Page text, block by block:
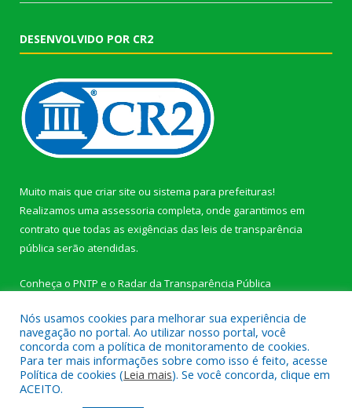
DESENVOLVIDO POR CR2
Muito mais que criar site ou sistema para prefeituras!
Realizamos uma assessoria completa, onde garantimos em
contrato que todas as exigências das leis de transparência
pública serão atendidas.
Conheça o PNTP e o Radar da Transparência Pública
Todos os direitos reservados a Câmara Municipal de Novo
Progresso.
Nós usamos cookies para melhorar sua experiência de
navegação no portal. Ao utilizar nosso portal, você
concorda com a política de monitoramento de cookies.
Para ter mais informações sobre como isso é feito, acesse
Política de cookies (Leia mais). Se você concorda, clique em
ACEITO.